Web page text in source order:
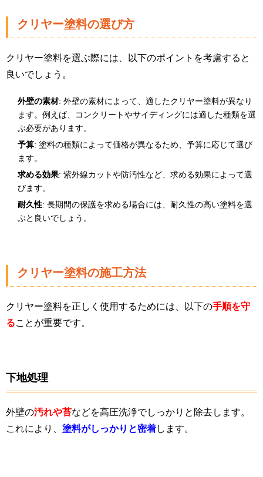
クリヤー塗料の選び方
クリヤー塗料を選ぶ際には、以下のポイントを考慮すると
良いでしょう。
外壁の素材: 外壁の素材によって、適したクリヤー塗料が異なり
ます。例えば、コンクリートやサイディングには適した種類を選
ぶ必要があります。
予算: 塗料の種類によって価格が異なるため、予算に応じて選び
ます。
求める効果: 紫外線カットや防汚性など、求める効果によって選
びます。
耐久性: 長期間の保護を求める場合には、耐久性の高い塗料を選
ぶと良いでしょう。
クリヤー塗料の施工方法
クリヤー塗料を正しく使用するためには、以下の手順を守
ることが重要です。
下地処理
外壁の汚れや苔などを高圧洗浄でしっかりと除去します。
これにより、 塗料がしっかりと密着します。